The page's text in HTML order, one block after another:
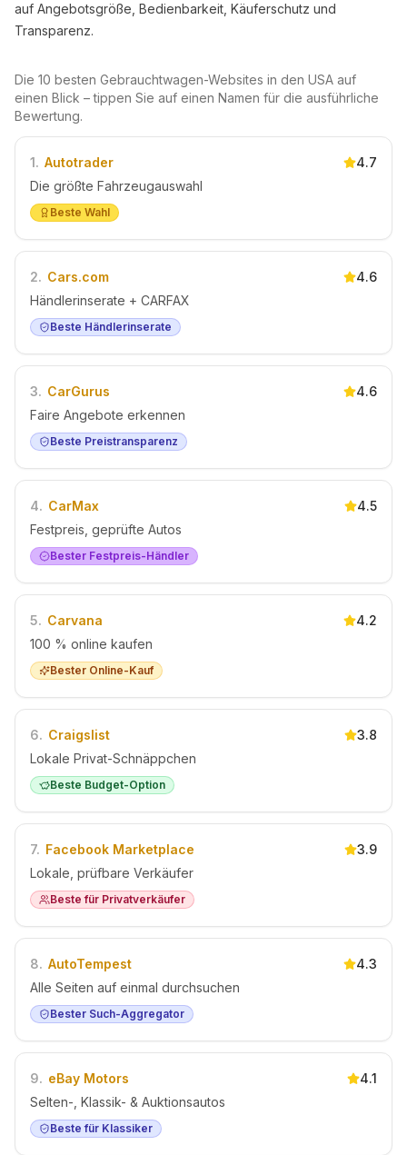
auf Angebotsgröße, Bedienbarkeit, Käuferschutz und
Transparenz.
Die 10 besten Gebrauchtwagen-Websites in den USA auf
einen Blick – tippen Sie auf einen Namen für die ausführliche
Bewertung.
1. Autotrader
4.7
Die größte Fahrzeugauswahl
Beste Wahl
2. Cars.com
4.6
Händlerinserate + CARFAX
Beste Händlerinserate
3. CarGurus
4.6
Faire Angebote erkennen
Beste Preistransparenz
4. CarMax
4.5
Festpreis, geprüfte Autos
Bester Festpreis-Händler
5. Carvana
4.2
100 % online kaufen
Bester Online-Kauf
6. Craigslist
3.8
Lokale Privat-Schnäppchen
Beste Budget-Option
7. Facebook Marketplace
3.9
Lokale, prüfbare Verkäufer
Beste für Privatverkäufer
8. AutoTempest
4.3
Alle Seiten auf einmal durchsuchen
Bester Such-Aggregator
9. eBay Motors
4.1
Selten-, Klassik- & Auktionsautos
Beste für Klassiker